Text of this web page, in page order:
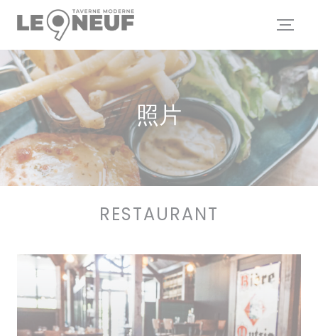
Cookie管理面板
照片
RESTAURANT